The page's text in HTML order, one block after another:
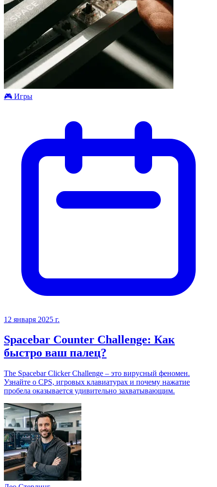
🎮️ Игры
12 января 2025 г.
Spacebar Counter Challenge: Как
быстро ваш палец?
The Spacebar Clicker Challenge – это вирусный феномен.
Узнайте о CPS, игровых клавиатурах и почему нажатие
пробела оказывается удивительно захватывающим.